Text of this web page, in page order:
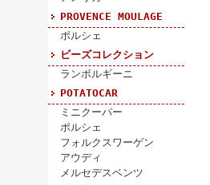
PROVENCE MOULAGE
ポルシェ
ビーズコレクション
ランボルギーニ
POTATOCAR
ミニクーパー
ポルシェ
フォルクスワーゲン
アウディ
メルセデスベンツ